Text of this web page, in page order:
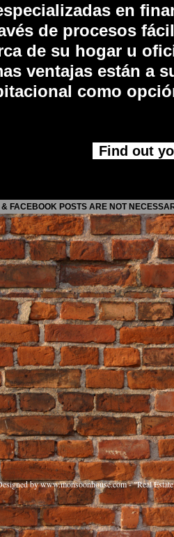
FACEBOOK POSTS ARE NOT
by www.monsoonhouse.com - "Real
en
de procesos
de su hogar u
ventajas están a
como
Find out